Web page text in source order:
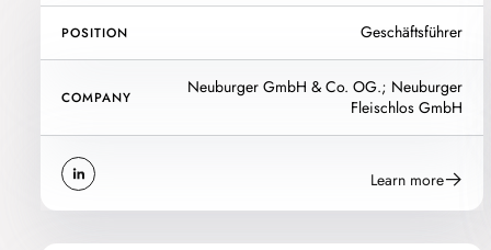
POSITION Geschäftsführer
COMPANY
Neuburger GmbH & Co. OG.; Neuburger
Fleischlos GmbH
Learn more